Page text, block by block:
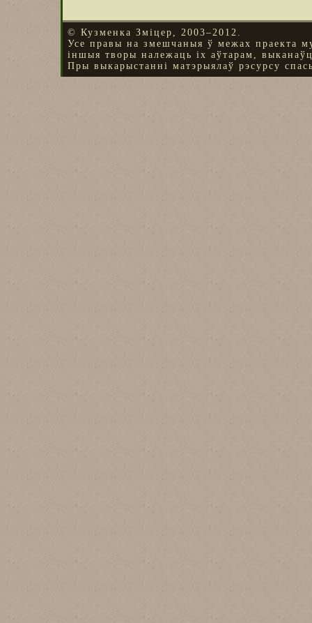
© Кузменка Зміцер, 2003–2012.
Усе правы на змешчаныя ў межах праекта
іншыя творы належаць іх аўтарам,
Пры выкарыстанні матэрыялаў рэсурсу